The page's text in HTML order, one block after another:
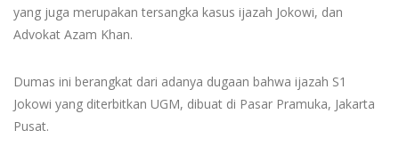
yang juga merupakan tersangka kasus ijazah Jokowi, dan
Advokat Azam Khan.
Dumas ini berangkat dari adanya dugaan bahwa ijazah S1
Jokowi yang diterbitkan UGM, dibuat di Pasar Pramuka, Jakarta
Pusat.